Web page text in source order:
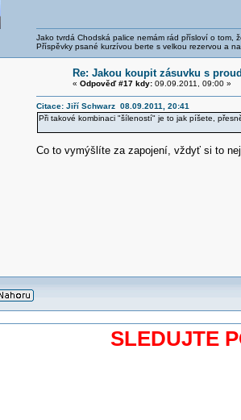
Jako tvrdá Chodská palice nemám rád přísloví o tom,
Příspěvky psané kurzívou berte s velkou rezervou a
Re: Jakou koupit zásuvku s
« Odpověď #17 kdy:09.09.2011, 09:00 »
Citace: Jiří Schwarz 08.09.2011, 20:41
Při takové kombinaci "šíleností" je to jak píšete,
Co to vymýšlíte za zapojení, vždyť si to
SLEDUJTE